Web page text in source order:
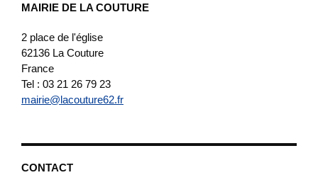
MAIRIE DE LA COUTURE
2 place de l'église
62136 La Couture
France
Tel : 03 21 26 79 23
mairie@lacouture62.fr
CONTACT